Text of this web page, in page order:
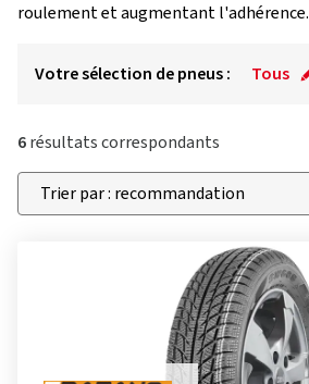
roulement et augmentant l'adhérence.
Votre sélection de pneus : Tous
6résultats correspondants